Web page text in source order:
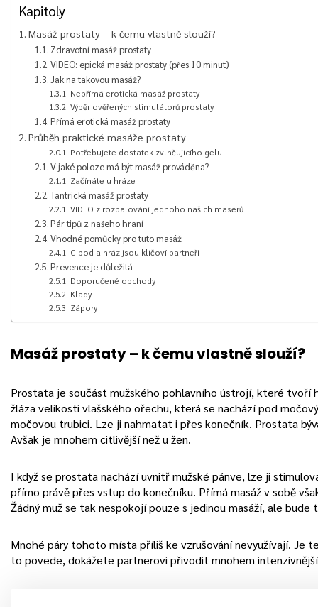
Kapitoly
Masáž prostaty – k čemu vlastně slouží?
Zdravotní masáž prostaty
VIDEO: epická masáž prostaty (přes 10 minut)
Jak na takovou masáž?
Nepřímá erotická masáž prostaty
Výběr ověřených stimulátorů prostaty
Přímá erotická masáž prostaty
Průběh praktické masáže prostaty
Potřebujete dostatek zvlhčujícího gelu
V jaké poloze má být masáž prováděna?
Začínáte u hráze
Tantrická masáž prostaty
VIDEO z rozbalování jednoho našich masérů
Pár tipů z našeho hraní
Vhodné pomůcky pro tuto masáž
G bod a hráz jsou klíčoví partneři
Prevence je důležitá
Doporučené obchody
Klady
Zápory
Masáž prostaty – k čemu vlastně slouží?
Prostata je součást mužského pohlavního ústrojí, které tvoří
žláza velikosti vlašského ořechu, která se nachází pod
močovou trubici. Lze ji nahmatat i přes konečník. Prostata
Avšak je mnohem citlivější než u žen.
I když se prostata nachází uvnitř mužské pánve, lze ji
přímo právě přes vstup do konečníku. Přímá masáž v sobě
Žádný muž se tak nespokojí pouze s jedinou masáží, ale bude
Mnohé páry tohoto místa příliš ke vzrušování nevyužívají. Je
to povede, dokážete partnerovi přivodit mnohem